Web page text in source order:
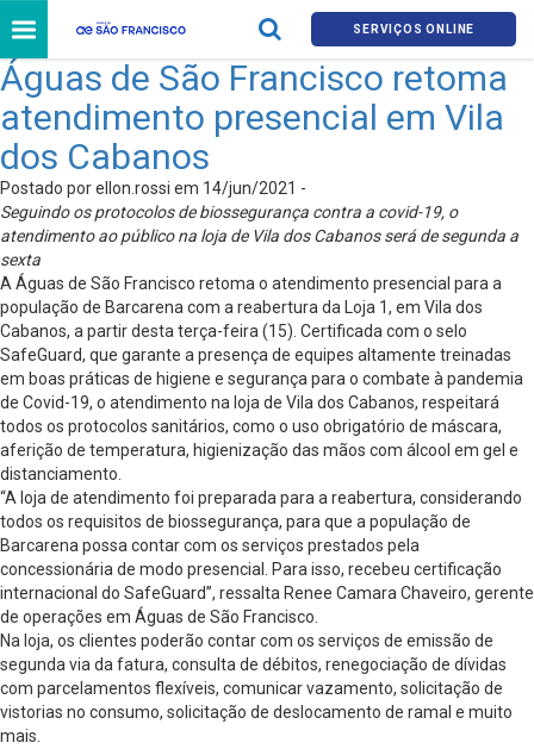
SERVIÇOS ONLINE
Águas de São Francisco retoma
atendimento presencial em Vila
dos Cabanos
Postado por ellon.rossi em 14/jun/2021 -
Seguindo os protocolos de biossegurança contra a covid-19, o
atendimento ao público na loja de Vila dos Cabanos será de segunda a
sexta
A Águas de São Francisco retoma o atendimento presencial para a
população de Barcarena com a reabertura da Loja 1, em Vila dos
Cabanos, a partir desta terça-feira (15). Certificada com o selo
SafeGuard, que garante a presença de equipes altamente treinadas
em boas práticas de higiene e segurança para o combate à pandemia
de Covid-19, o atendimento na loja de Vila dos Cabanos, respeitará
todos os protocolos sanitários, como o uso obrigatório de máscara,
aferição de temperatura, higienização das mãos com álcool em gel e
distanciamento.
“A loja de atendimento foi preparada para a reabertura, considerando
todos os requisitos de biossegurança, para que a população de
Barcarena possa contar com os serviços prestados pela
concessionária de modo presencial. Para isso, recebeu certificação
internacional do SafeGuard”, ressalta Renee Camara Chaveiro, gerente
de operações em Águas de São Francisco.
Na loja, os clientes poderão contar com os serviços de emissão de
segunda via da fatura, consulta de débitos, renegociação de dívidas
com parcelamentos flexíveis, comunicar vazamento, solicitação de
vistorias no consumo, solicitação de deslocamento de ramal e muito
mais.